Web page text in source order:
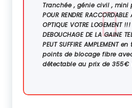
Tranchée , génie civil , mini
POUR RENDRE RACCORDABLE
OPTIQUE VOTRE LOGEMENT
DEBOUCHAGE DE LA GAINE
PEUT SUFFIRE AMPLEMENT en
points de blocage fibre
détectable au prix de 355€